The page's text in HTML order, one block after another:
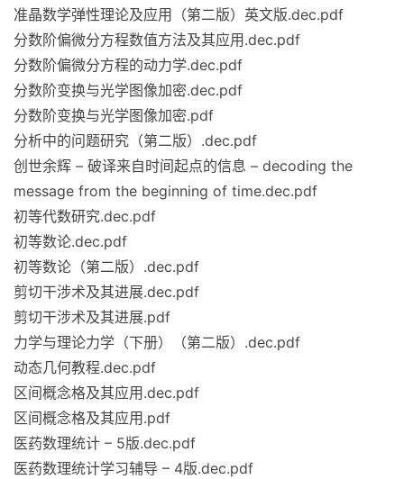
准晶数学弹性理论及应用（第二版）英文版.dec.pdf
分数阶偏微分方程数值方法及其应用.dec.pdf
分数阶偏微分方程的动力学.dec.pdf
分数阶变换与光学图像加密.dec.pdf
分数阶变换与光学图像加密.pdf
分析中的问题研究（第二版）.dec.pdf
创世余辉 – 破译来自时间起点的信息 – decoding the
message from the beginning of time.dec.pdf
初等代数研究.dec.pdf
初等数论.dec.pdf
初等数论（第二版）.dec.pdf
剪切干涉术及其进展.dec.pdf
剪切干涉术及其进展.pdf
力学与理论力学（下册）（第二版）.dec.pdf
动态几何教程.dec.pdf
区间概念格及其应用.dec.pdf
区间概念格及其应用.pdf
医药数理统计 – 5版.dec.pdf
医药数理统计学习辅导 – 4版.dec.pdf